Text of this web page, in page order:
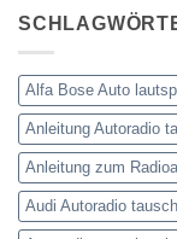
Kuga
Alfa Bose Auto
Anleitung Autoradio
Anleitung zum
Audi Autoradio